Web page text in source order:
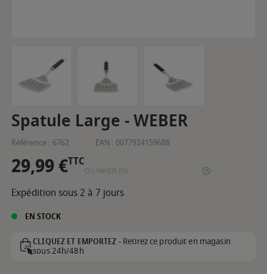
Spatule Large - WEBER
Référence : 6762 EAN : 0077924159688
29,99 €TTC
OU PAYER EN
Expédition sous 2 à 7 jours
EN STOCK
CLIQUEZ ET EMPORTEZ -Retirez ce produit en magasin
sous 24h/48h